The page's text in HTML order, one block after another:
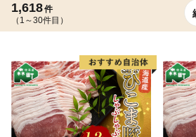
1,618件
（1～30件目）